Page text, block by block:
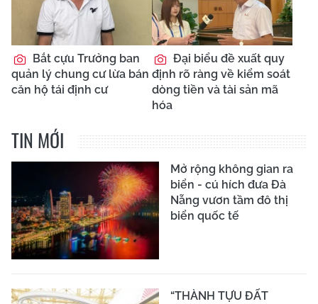
Bắt cựu Trưởng ban
quản lý chung cư lừa bán
căn hộ tái định cư
Đại biểu đề xuất quy
định rõ ràng về kiểm soát
dòng tiền và tài sản mã
hóa
TIN MỚI
Mở rộng không gian ra
biển - cú hích đưa Đà
Nẵng vươn tầm đô thị
biển quốc tế
“THÀNH TỰU ĐẤT